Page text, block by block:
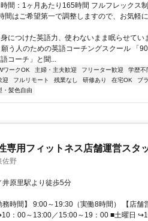
間：1ヶ月あたり165時間 フルフレックス
はご希望第一で調整しますので、お気軽
につけた英語力、使わないまま眠らせてい
願う人のための英語コーチングスクール 「
コーチ」と聞...
ワークOK 主婦・主夫歓迎 フリーター歓迎 学歴不
迎 フルリモート 残業なし 研修あり 在宅OK ブ
・髪色自由
専用フィットネス店舗運営ス
佐野
本線／井原里駅より徒歩5分
時間】 9:00～19:30（実働8時間） 【店舗
：00～13:00／15:00～19：00 ■土曜日